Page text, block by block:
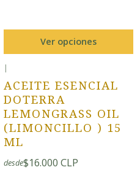
Ver opciones
|
ACEITE ESENCIAL
DOTERRA
LEMONGRASS OIL
(LIMONCILLO ) 15
ML
desde$16.000 CLP